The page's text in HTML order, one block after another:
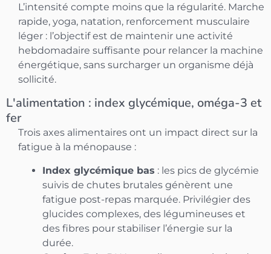
L’intensité compte moins que la régularité. Marche
rapide, yoga, natation, renforcement musculaire
léger : l’objectif est de maintenir une activité
hebdomadaire suffisante pour relancer la machine
énergétique, sans surcharger un organisme déjà
sollicité.
L'alimentation : index glycémique, oméga-3 et
fer
Trois axes alimentaires ont un impact direct sur la
fatigue à la ménopause :
Index glycémique bas : les pics de glycémie
suivis de chutes brutales génèrent une
fatigue post-repas marquée. Privilégier des
glucides complexes, des légumineuses et
des fibres pour stabiliser l’énergie sur la
durée.